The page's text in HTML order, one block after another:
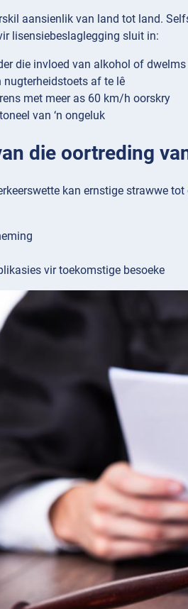
aansienlik van land tot land.
lisensiebeslaglegging sluit in:
die invloed van alkohol of dwelms
nugterheidstoets af te lê
met meer as 60 km/h oorskry
van ‘n ongeluk
die oortreding
kan ernstige strawwe
vir toekomstige besoeke